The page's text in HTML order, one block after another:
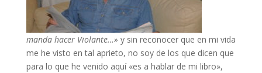
manda hacer Violante…» y sin reconocer que en mi vida
me he visto en tal aprieto, no soy de los que dicen que
para lo que he venido aquí «es a hablar de mi libro»,